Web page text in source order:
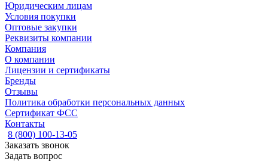
Юридическим лицам
Условия покупки
Оптовые закупки
Реквизиты компании
Компания
О компании
Лицензии и сертификаты
Бренды
Отзывы
Политика обработки персональных данных
Сертификат ФСС
Контакты
8 (800) 100-13-05
Заказать звонок
Задать вопрос